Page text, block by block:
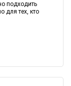
подходить
для тех, кто